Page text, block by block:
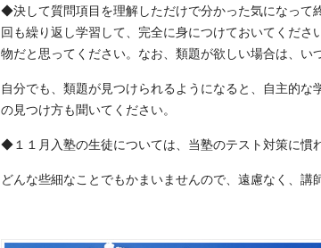
◆決して質問項目を理解しただけで分かった気になって
回も繰り返し学習して、完全に身につけておいてくださ
物だと思ってください。なお、類題が欲しい場合は、い
自分でも、類題が見つけられるようになると、自主的
の見つけ方も聞いてください。
◆１１月入塾の生徒については、当塾のテスト対策に慣
どんな些細なことでもかまいませんので、遠慮なく、講